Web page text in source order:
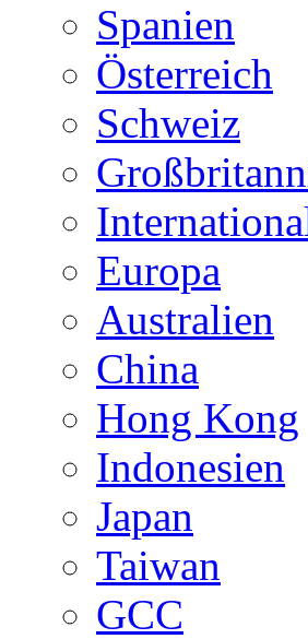
Spanien
Österreich
Schweiz
Europa
Australien
China
Hong Kong
Indonesien
Japan
Taiwan
GCC